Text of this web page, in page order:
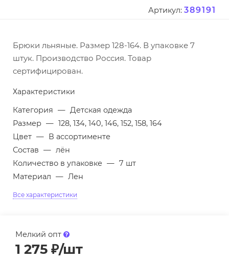
Артикул: 389191
Брюки льняные. Размер 128-164. В упаковке 7
штук. Производство Россия. Товар
сертифицирован.
Характеристики
Категория — Детская одежда
Размер — 128, 134, 140, 146, 152, 158, 164
Цвет — В ассортименте
Состав — лён
Количество в упаковке — 7 шт
Материал — Лен
Все характеристики
Мелкий опт
1 275 ₽/шт